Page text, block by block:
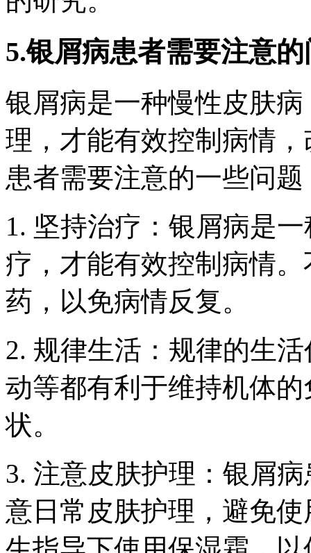
5.银屑病患者需要注意
银屑病是一种慢性皮肤
理，才能有效控制病情
患者需要注意的一些问题
1. 坚持治疗：银屑病是
疗，才能有效控制病情
药，以免病情反复。
2. 规律生活：规律的生
动等都有利于维持机体
状。
3. 注意皮肤护理：银屑
意日常皮肤护理，避免